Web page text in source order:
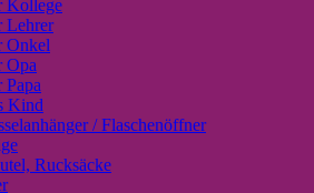
Kollege
Lehrer
Onkel
Opa
Papa
Kind
/ Flaschenöffner
Rucksäcke